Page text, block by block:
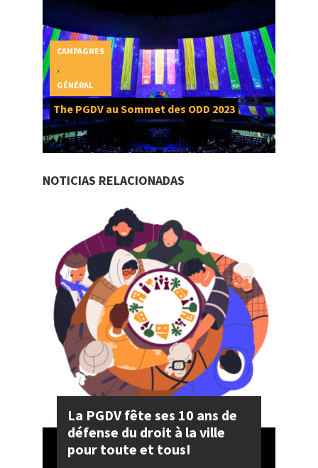
The PGDV au Sommet des ODD 2023
CAMPAGNES
,
GÉNÉRAL
NOTICIAS RELACIONADAS
La PGDV fête ses 10 ans de
défense du droit à la ville
pour toute et tous!